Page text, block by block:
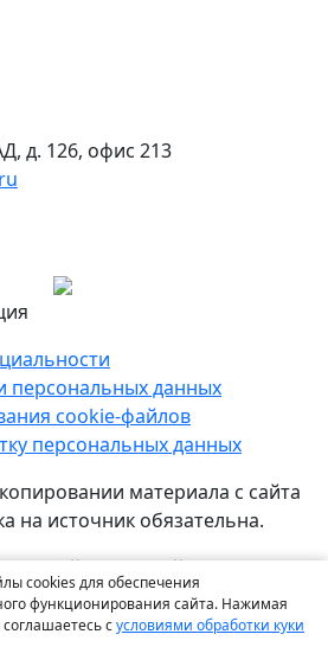
cookies для обеспечения
функционирования сайта. Нажимая
сусловиями обработки куки
д. 126, офис 213
персональных данных
cookie-файлов
персональных данных
материала с сайта
на источник обязательна.
компаний и товарные
на сайте исключительно в
целях. Все товарные